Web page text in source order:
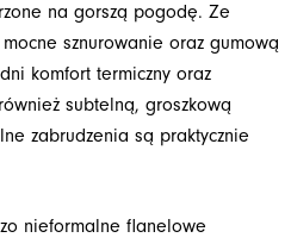
na gorszą pogodę. Ze
sznurowanie oraz gumową
komfort termiczny oraz
subtelną, groszkową
zabrudzenia są praktycznie
nieformalne flanelowe